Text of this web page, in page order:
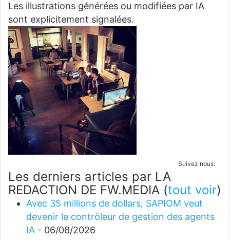
Les illustrations générées ou modifiées par IA
sont explicitement signalées.
Suivez nous:
Les derniers articles par LA
REDACTION DE FW.MEDIA (tout voir)
Avec 35 millions de dollars, SAPIOM veut
devenir le contrôleur de gestion des agents
IA - 06/08/2026